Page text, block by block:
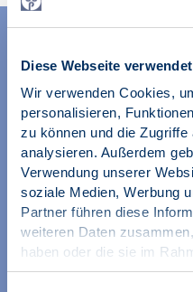
Diese Webseite
Wir verwenden Cookies,
personalisieren,
zu können und die
analysieren. Außerdem
Verwendung unserer
soziale Medien, Werbung
Partner führen diese
weiteren Daten
haben oder die sie im
gesammelt haben.
Wir unterstützen alle
ihrer Berufsausübung und
professionellen Identität.
anderem durch
Existenz sowie durch die
aktueller Informationen
den Berufsalltag.